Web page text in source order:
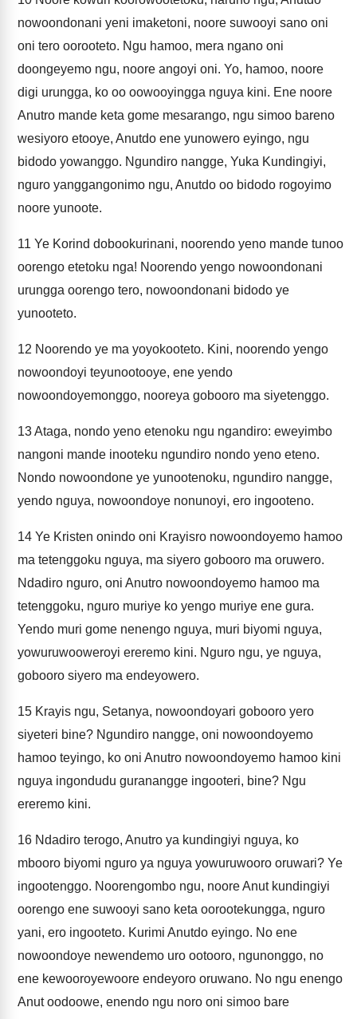
nowoondonani yeni imaketoni, noore suwooyi sano oni
oni tero oorooteto. Ngu hamoo, mera ngano oni
doongeyemo ngu, noore angoyi oni. Yo, hamoo, noore
digi urungga, ko oo oowooyingga nguya kini. Ene noore
Anutro mande keta gome mesarango, ngu simoo bareno
wesiyoro etooye, Anutdo ene yunowero eyingo, ngu
bidodo yowanggo. Ngundiro nangge, Yuka Kundingiyi,
nguro yanggangonimo ngu, Anutdo oo bidodo rogoyimo
noore yunoote.
11 Ye Korind dobookurinani, noorendo yeno mande tunoo
oorengo etetoku nga! Noorendo yengo nowoondonani
urungga oorengo tero, nowoondonani bidodo ye
yunooteto.
12 Noorendo ye ma yoyokooteto. Kini, noorendo yengo
nowoondoyi teyunootooye, ene yendo
nowoondoyemonggo, nooreya gobooro ma siyetenggo.
13Ataga, nondo yeno etenoku ngu ngandiro: eweyimbo
nangoni mande inooteku ngundiro nondo yeno eteno.
Nondo nowoondone ye yunootenoku, ngundiro nangge,
yendo nguya, nowoondoye nonunoyi, ero ingooteno.
14 Ye Kristen onindo oni Krayisro nowoondoyemo hamoo
ma tetenggoku nguya, ma siyero gobooro ma oruwero.
Ndadiro nguro, oni Anutro nowoondoyemo hamoo ma
tetenggoku, nguro muriye ko yengo muriye ene gura.
Yendo muri gome nenengo nguya, muri biyomi nguya,
yowuruwooweroyi ereremo kini. Nguro ngu, ye nguya,
gobooro siyero ma endeyowero.
15 Krayis ngu, Setanya, nowoondoyari gobooro yero
siyeteri bine? Ngundiro nangge, oni nowoondoyemo
hamoo teyingo, ko oni Anutro nowoondoyemo hamoo kini
nguya ingondudu guranangge ingooteri, bine? Ngu
ereremo kini.
16 Ndadiro terogo, Anutro ya kundingiyi nguya, ko
mbooro biyomi nguro ya nguya yowuruwooro oruwari? Ye
ingootenggo. Noorengombo ngu, noore Anut kundingiyi
oorengo ene suwooyi sano keta oorootekungga, nguro
yani, ero ingooteto. Kurimi Anutdo eyingo. No ene
nowoondoye newendemo uro ootooro, ngunonggo, no
ene kewooroyewoore endeyoro oruwano. No ngu enengo
Anut oodoowe, enendo ngu noro oni simoo bare